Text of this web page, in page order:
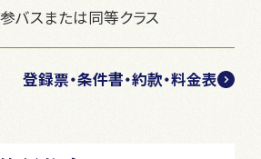
バスまたは同等クラス
登録票・条件書・約款・料金表